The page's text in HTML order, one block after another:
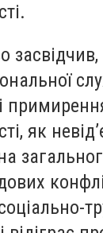
як